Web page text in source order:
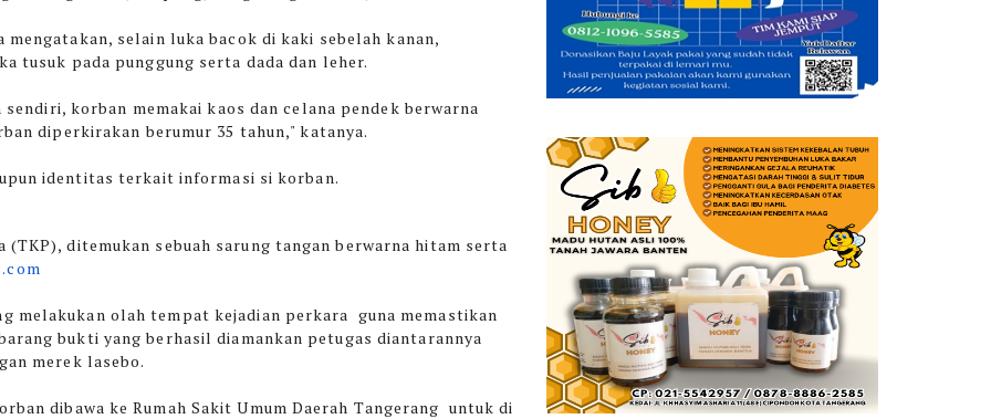
mengatakan, selain luka bacok di kaki sebelah kanan,
tusuk pada punggung serta dada dan leher.
korban memakai kaos dan celana pendek berwarna
diperkirakan berumur 35 tahun," katanya.
identitas terkait informasi si korban.
ditemukan sebuah sarung tangan berwarna hitam serta
melakukan olah tempat kejadian perkara guna memastikan
bukti yang berhasil diamankan petugas diantarannya
merek lasebo.
dibawa ke Rumah Sakit Umum Daerah Tangerang untuk di